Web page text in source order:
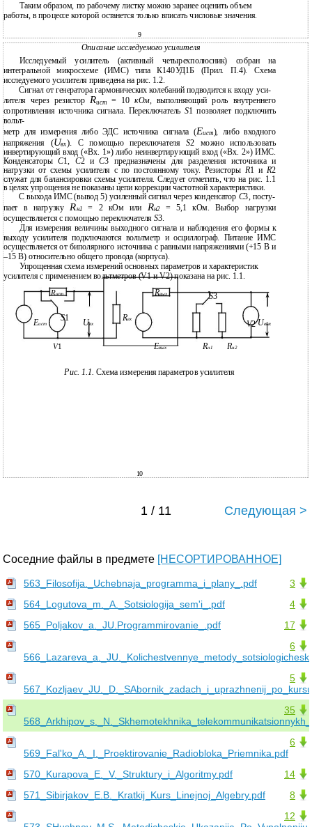
Таким образом, по рабочему листку можно заранее оценить объем
работы, в процессе которой останется только вписать числовые значения.
9
Описание исследуемого усилителя
Исследуемый усилитель (активный четырехполюсник) собран на
интегральной микросхеме (ИМС) типа К140УД1Б (Прил. П.4). Схема
исследуемого усилителя приведена на рис. 1.2.
Сигнал от генератора гармонических колебаний подводится к входу уси-
лителя через резистор Rист= 10кОм, выполняющий роль внутреннего
сопротивления источника сигнала. ПереключательS1 позволяет подключить
вольт-
метр для измерения либо ЭДС источника сигнала (Еист), либо входного
напряжения (Uвх). С помощью переключателяS2 можно использовать
инвертирующий вход («Вх. 1») либо неинвертирующий вход («Вх. 2») ИМС.
КонденсаторыС1, С2 иС3 предназначены для разделения источника и
нагрузки от схемы усилителя с по постоянному току. Резисторы R1 и R2
служат для балансировки схемы усилителя. Следует отметить, что на рис. 1.1
в целях упрощения не показаны цепи коррекции частотной характеристики.
С выхода ИМС (вывод 5) усиленный сигнал через конденсатор С3, посту-
пает в нагрузкуRн1= 2 кОм или Rн2 = 5,1 кОм. Выбор нагрузки
осуществляется с помощью переключателя S3.
Для измерения величины выходного сигнала и наблюдения его формы к
выходу усилителя подключаются вольтметр и осциллограф. Питание ИМС
осуществляется от биполярного источника с равными напряжениями (+15 В и
–15 В) относительно общего провода (корпуса).
Упрощенная схема измерений основных параметров и характеристик
усилителя с применением вольтметров (V1 и V2) показана на рис. 1.1.
Rист Rвых S3
Еист
S1
Uвх
Rвх
V2Uвых
V1 Евых Rн1 Rн2
Рис. 1.1.Схема измерения параметров усилителя
10
1 / 11 Следующая >
Соседние файлы в предмете [НЕСОРТИРОВАННОЕ]
3
563_Filosofija._Uchebnaja_programma_i_plany_.pdf
4
564_Logutova_m._A._Sotsiologija_sem'i_.pdf
17
565_Poljakov_a._JU.Programmirovanie_.pdf
6
5
35
6
569_Fal'ko_A._I._Proektirovanie_Radiobloka_Priemnika.pdf
14
570_Kurapova_E._V._Struktury_i_Algoritmy.pdf
8
571_Sibirjakov_E.B._Kratkij_Kurs_Linejnoj_Algebry.pdf
12